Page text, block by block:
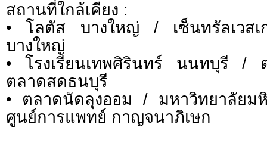
สถานที่ใกล้เคียง :
• โลตัส บางใหญ่ / เซ็นทรัลเวส
บางใหญ่
• โรงเรียนเทพศิรินทร์ นนทบุรี /
ตลาดสดธนบุรี
• ตลาดนัดลุงออม / มหาวิทยาลัยม
ศูนย์การแพทย์ กาญจนาภิเษก